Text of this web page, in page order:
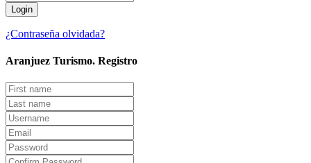
¿Contraseña olvidada?
Aranjuez Turismo. Registro